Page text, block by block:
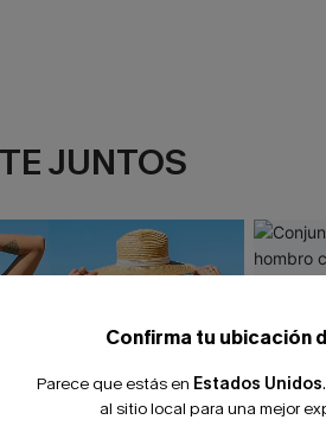
JUNTOS
Confirma tu ubicación
Parece que estás en Estados Unidos.
al sitio local para una mejor
-